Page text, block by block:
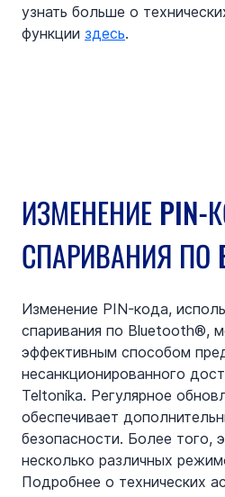
узнать больше о
функции здесь.
ИЗМЕНЕНИЕ
СПАРИВАНИЯ ПО
Изменение PIN-кода,
спаривания по Bluetooth®,
эффективным способом
несанкционированного
Teltonika. Регулярное
обеспечивает
безопасности. Более того,
несколько различных
Подробнее о технических